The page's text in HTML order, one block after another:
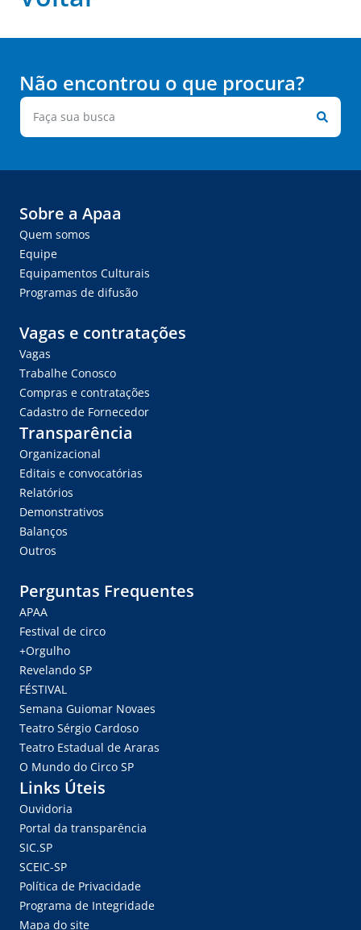
Não encontrou o que procura?
Sobre a Apaa
Quem somos
Equipe
Equipamentos Culturais
Programas de difusão
Vagas e contratações
Vagas
Trabalhe Conosco
Compras e contratações
Cadastro de Fornecedor
Transparência
Organizacional
Editais e convocatórias
Relatórios
Demonstrativos
Balanços
Outros
Perguntas Frequentes
APAA
Festival de circo
+Orgulho
Revelando SP
FÉSTIVAL
Semana Guiomar Novaes
Teatro Sérgio Cardoso
Teatro Estadual de Araras
O Mundo do Circo SP
Links Úteis
Ouvidoria
Portal da transparência
SIC.SP
SCEIC-SP
Política de Privacidade
Programa de Integridade
Mapa do site